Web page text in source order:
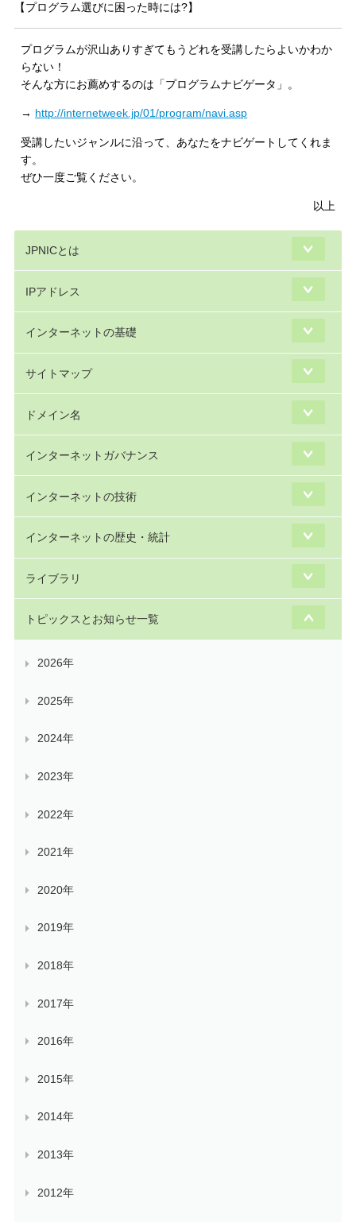
【プログラム選びに困った時には?】
プログラムが沢山ありすぎてもうどれを受講したらよいかわか
らない！
そんな方にお薦めするのは「プログラムナビゲータ」。
→ http://internetweek.jp/01/program/navi.asp
受講したいジャンルに沿って、あなたをナビゲートしてくれま
す。
ぜひ一度ご覧ください。
以上
JPNICとは
IPアドレス
インターネットの基礎
サイトマップ
ドメイン名
インターネットガバナンス
インターネットの技術
インターネットの歴史・統計
ライブラリ
トピックスとお知らせ一覧
2026年
2025年
2024年
2023年
2022年
2021年
2020年
2019年
2018年
2017年
2016年
2015年
2014年
2013年
2012年